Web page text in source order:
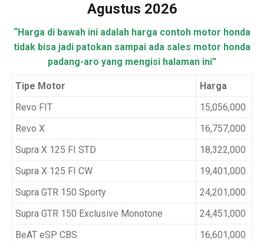
Agustus 2026
“Harga di bawah ini adalah harga contoh motor honda
tidak bisa jadi patokan sampai ada sales motor honda
padang-aro yang mengisi halaman ini”
Tipe Motor
Harga
Revo FIT
15,056,000
Revo X
16,757,000
Supra X 125 FI STD
18,322,000
Supra X 125 FI CW
19,401,000
Supra GTR 150 Sporty
24,201,000
Supra GTR 150 Exclusive Monotone
24,451,000
BeAT eSP CBS
16,601,000